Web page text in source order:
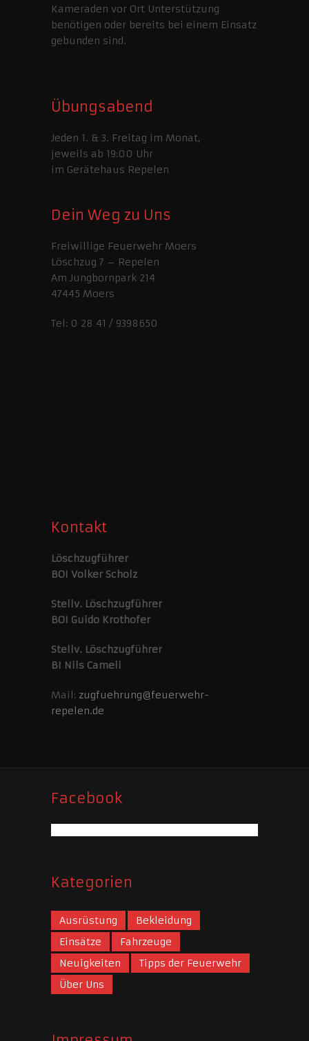
Kameraden vor Ort Unterstützung
benötigen oder bereits bei einem Einsatz
gebunden sind.
Übungsabend
Jeden 1. & 3. Freitag im Monat,
jeweils ab 19:00 Uhr
im Gerätehaus Repelen
Dein Weg zu Uns
Freiwillige Feuerwehr Moers
Löschzug 7 – Repelen
Am Jungbornpark 214
47445 Moers
Tel: 0 28 41 / 9398650
Kontakt
Löschzugführer
BOI Volker Scholz
Stellv. Löschzugführer
BOI Guido Krothofer
Stellv. Löschzugführer
BI Nils Cameli
Mail: zugfuehrung@feuerwehr-
repelen.de
Facebook
Kategorien
Ausrüstung
Bekleidung
Einsätze
Fahrzeuge
Neuigkeiten
Tipps der Feuerwehr
Über Uns